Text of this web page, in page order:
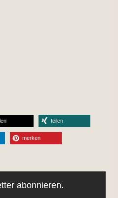
teilen
merken
abonnieren.